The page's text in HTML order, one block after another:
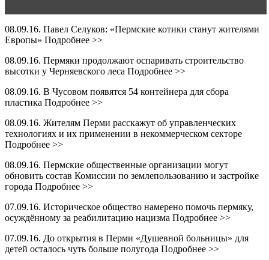
08.09.16. Павел Селуков: «Пермские котики станут жителями
Европы» Подробнее >>
08.09.16. Пермяки продолжают оспаривать строительство
высотки у Черняевского леса Подробнее >>
08.09.16. В Чусовом появятся 54 контейнера для сбора
пластика Подробнее >>
08.09.16. Жителям Перми расскажут об управленческих
технологиях и их применении в некоммерческом секторе
Подробнее >>
08.09.16. Пермские общественные организации могут
обновить состав Комиссии по землепользованию и застройке
города Подробнее >>
07.09.16. Историческое общество намерено помочь пермяку,
осуждённому за реабилитацию нацизма Подробнее >>
07.09.16. До открытия в Перми «Душевной больницы» для
детей осталось чуть больше полугода Подробнее >>